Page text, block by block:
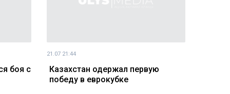
боя с
21.07 21:44
Казахстан одержал первую
победу в еврокубке